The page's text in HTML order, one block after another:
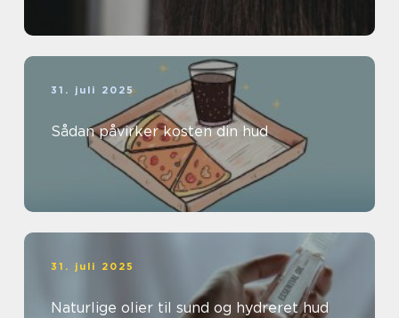
31. juli 2025
Sådan påvirker kosten din hud
31. juli 2025
Naturlige olier til sund og hydreret hud